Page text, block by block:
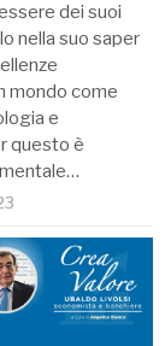
dei suoi
nella suo saper
mondo come
e
questo è